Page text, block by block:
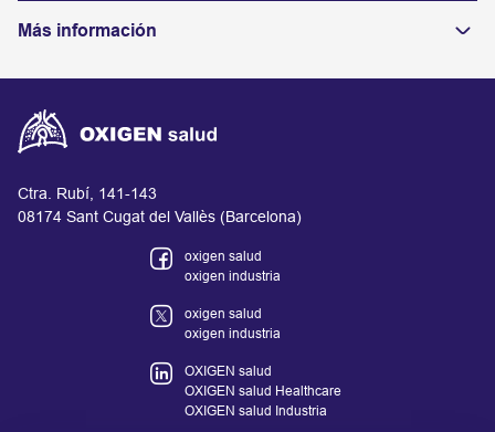
Más información
Ctra. Rubí, 141-143
08174 Sant Cugat del Vallès (Barcelona)
oxigen salud
oxigen industria
oxigen salud
oxigen industria
OXIGEN salud
OXIGEN salud Healthcare
OXIGEN salud Industria